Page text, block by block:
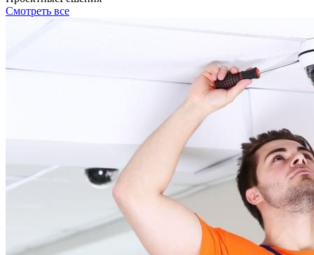
Смотреть все